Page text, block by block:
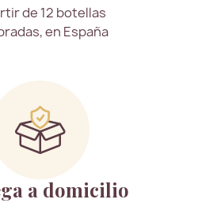
de 12 botellas
en España
a domicilio